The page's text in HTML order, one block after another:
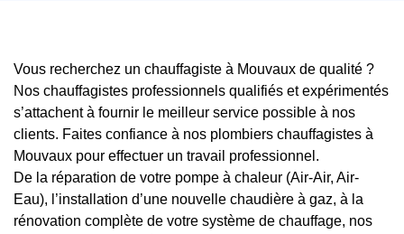
Vous recherchez un chauffagiste à Mouvaux de qualité ?
Nos chauffagistes professionnels qualifiés et expérimentés
s’attachent à fournir le meilleur service possible à nos
clients. Faites confiance à nos plombiers chauffagistes à
Mouvaux pour effectuer un travail professionnel.
De la réparation de votre pompe à chaleur (Air-Air, Air-
Eau), l’installation d’une nouvelle chaudière à gaz, à la
rénovation complète de votre système de chauffage, nos